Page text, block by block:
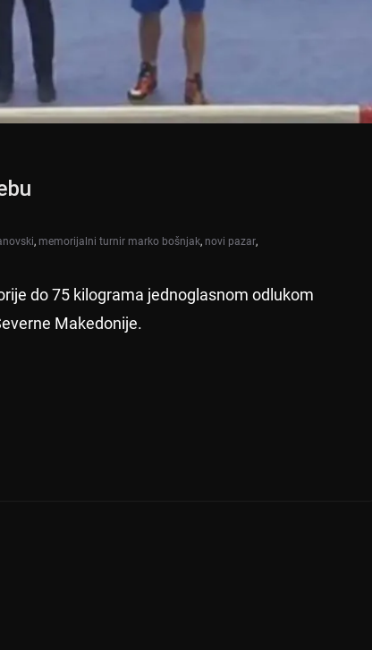
, memorijalni turnir marko bošnjak, novi pazar,
do 75 kilograma jednoglasnom odlukom
Makedonije.